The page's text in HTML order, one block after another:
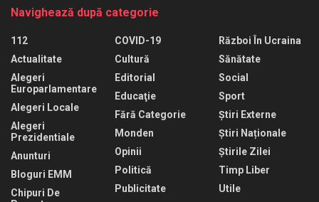
Navighează după categorie
112
Actualitate
Alegeri
Europarlamentare
Alegeri Locale
Alegeri
Prezidentiale
Anunturi
Bloguri EMM
Chipuri De
COVID-19
Cultură
Editorial
Educaţie
Fără Categorie
Monden
Opinii
Politică
Publicitate
Război În Ucraina
Sănătate
Social
Sport
Știri Externe
Știri Naționale
Știrile Zilei
Timp Liber
Utile